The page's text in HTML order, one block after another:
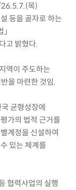
목)
등을 골자로 하는
고 밝혔다.
역이 주도하는
을 마련한 것임.
균형성장에
가의 법적 근거를
계정을 신설하여
있는 체계를
협력사업의 실행